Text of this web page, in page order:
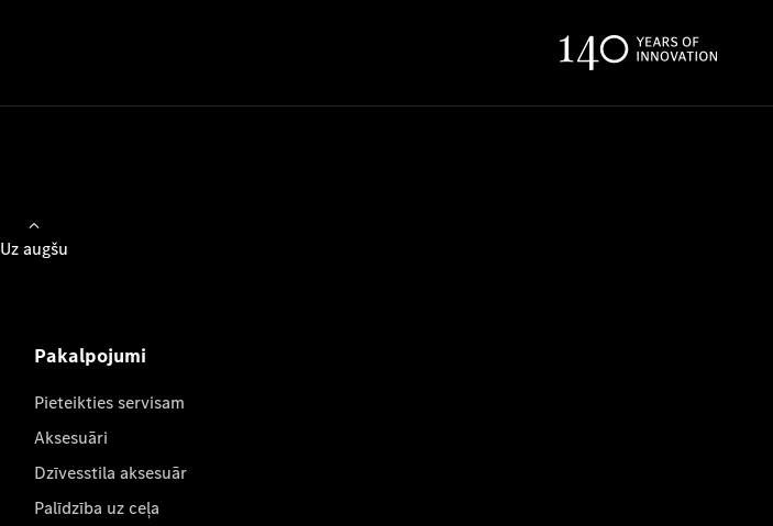
Uz augšu
Pakalpojumi
Pieteikties servisam
Aksesuāri
Dzīvesstila aksesuār
Palīdzība uz ceļa